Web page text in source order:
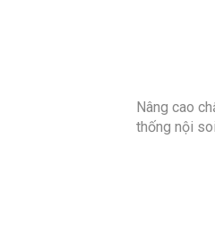
Nâng cao
thống nội